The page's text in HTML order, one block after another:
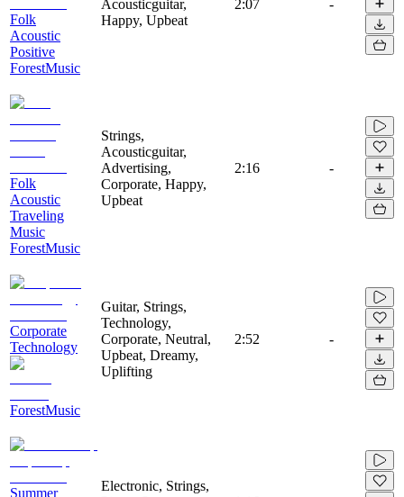
Folk
Acoustic
Positive
ForestMusic
Acousticguitar,
Happy, Upbeat
2:07 -
Folk
Acoustic
Traveling
Music
ForestMusic
Strings,
Acousticguitar,
Advertising,
Corporate, Happy,
Upbeat
2:16 -
Corporate
Technology
ForestMusic
Guitar, Strings,
Technology,
Corporate, Neutral,
Upbeat, Dreamy,
Uplifting
2:52 -
Summer
Electronic, Strings,